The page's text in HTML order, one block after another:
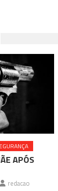
APÓS
redacao